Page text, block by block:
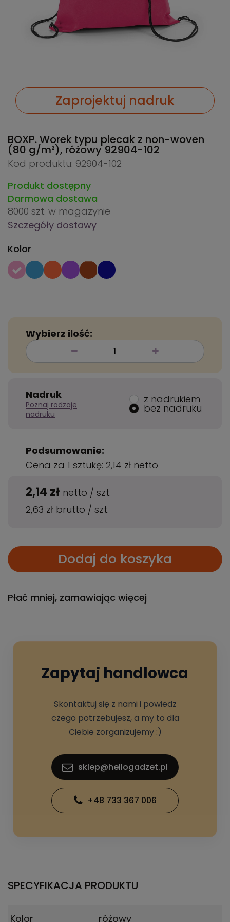
Zaprojektuj nadruk
BOXP. Worek typu plecak z non-woven
(80 g/m²), różowy92904-102
Kod produktu: 92904-102
Produkt dostępny
Darmowa dostawa
8000 szt. w magazynie
Szczegóły dostawy
Kolor
Wybierz ilość:
Nadruk
Poznaj rodzaje
nadruku
z nadrukiem
bez nadruku
Podsumowanie:
Cena za 1 sztukę: 2,14 zł netto
2,14 zł netto / szt.
2,63 zł brutto / szt.
Dodaj do koszyka
Płać mniej, zamawiając więcej
Zapytaj handlowca
Skontaktuj się z nami i powiedz
czego potrzebujesz, a my to dla
Ciebie zorganizujemy :)
sklep@hellogadzet.pl
+48 733 367 006
SPECYFIKACJA PRODUKTU
Kolor różowy